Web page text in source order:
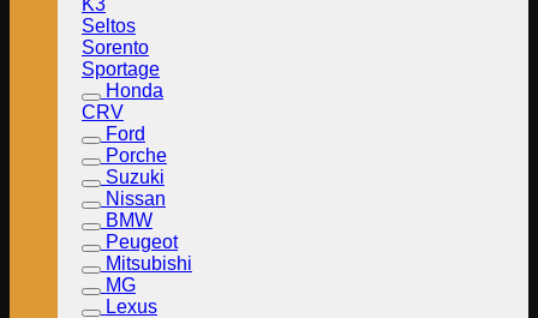
K3
Seltos
Sorento
Sportage
Honda
CRV
Ford
Porche
Suzuki
Nissan
BMW
Peugeot
Mitsubishi
MG
Lexus